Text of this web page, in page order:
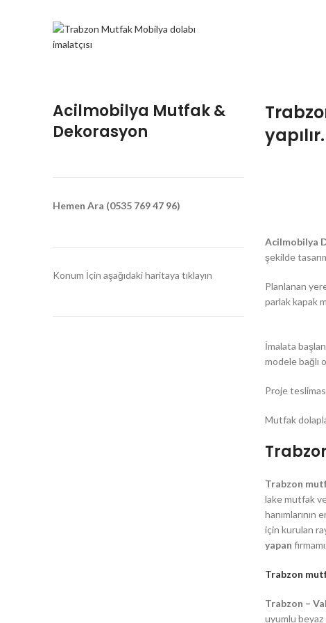
yapılır.
Acilmobilya
şekilde
Planlanan
parlak kapak
İmalata
modele bağlı
Proje
Mutfak
Trabzon
lake mutfak
hanımlarının
için kurulan
yapan
Trabzon
Trabzon –
uyumlu
Acilmobilya Mutfak &
Dekorasyon
Hemen Ara (0535 769 47 96)
Konum İçin aşağıdaki haritaya tıklayın
MUTFAK
Membran